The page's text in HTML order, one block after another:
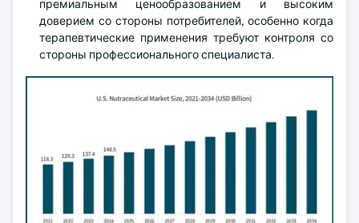
премиальным ценообразованием и высоким
доверием со стороны потребителей, особенно когда
терапевтические применения требуют контроля со
стороны профессионального специалиста.